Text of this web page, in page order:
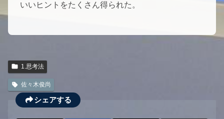
いいヒントをたくさん得られた。
1.思考法
佐々木俊尚
シェアする